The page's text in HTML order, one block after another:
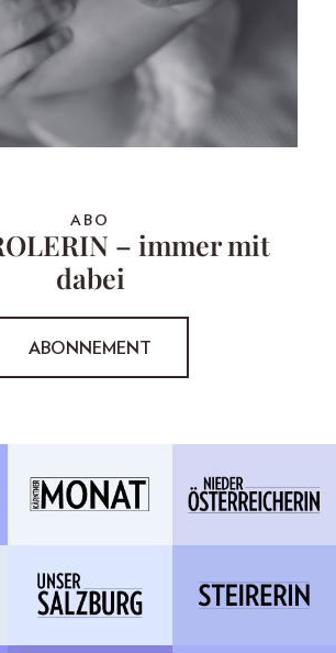
ABO
– immer mit
dabei
ABONNEMENT